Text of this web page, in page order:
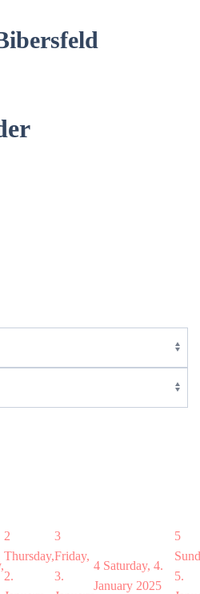
2
Thursday,
2.
3
Friday,
3.
4 Saturday, 4.
January 2025
5
5.